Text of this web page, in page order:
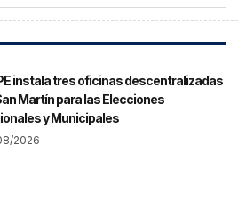
instala tres oficinas descentralizadas
Martín para las Elecciones
y Municipales
2026